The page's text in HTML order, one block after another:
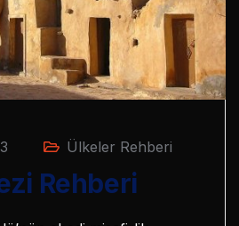
Ülkeler Rehberi
Rehberi